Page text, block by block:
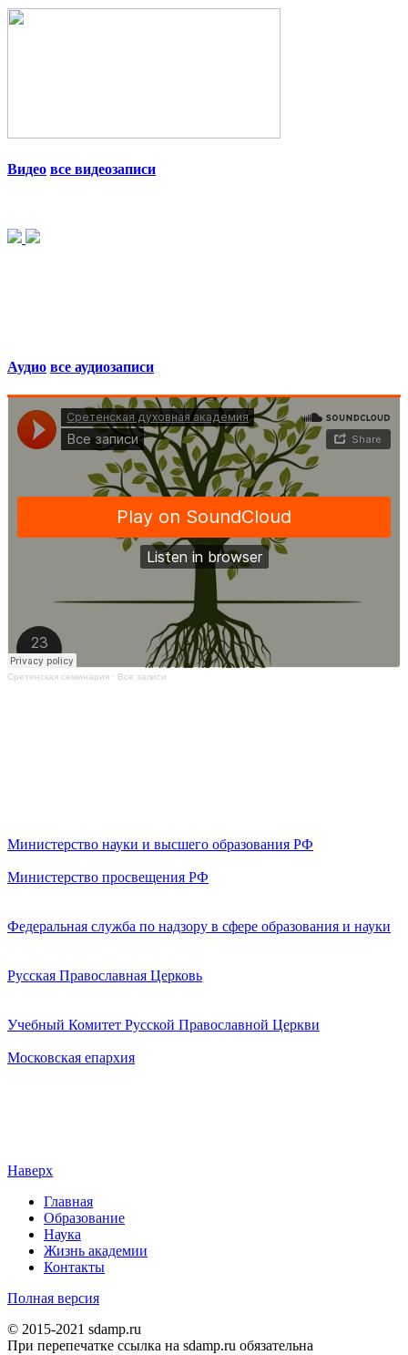
Видео все видеозаписи
Аудио все аудиозаписи
Сретенская семинария · Все записи
Министерство науки и высшего образования РФ
Министерство просвещения РФ
Федеральная служба по надзору в сфере образования и науки
Русская Православная Церковь
Учебный Комитет Русской Православной Церкви
Московская епархия
Наверх
Главная
Образование
Наука
Жизнь академии
Контакты
Полная версия
© 2015-2021 sdamp.ru
При перепечатке ссылка на sdamp.ru обязательна